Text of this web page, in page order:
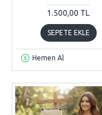
1.500,00 TL
SEPETE EKLE
Hemen Al